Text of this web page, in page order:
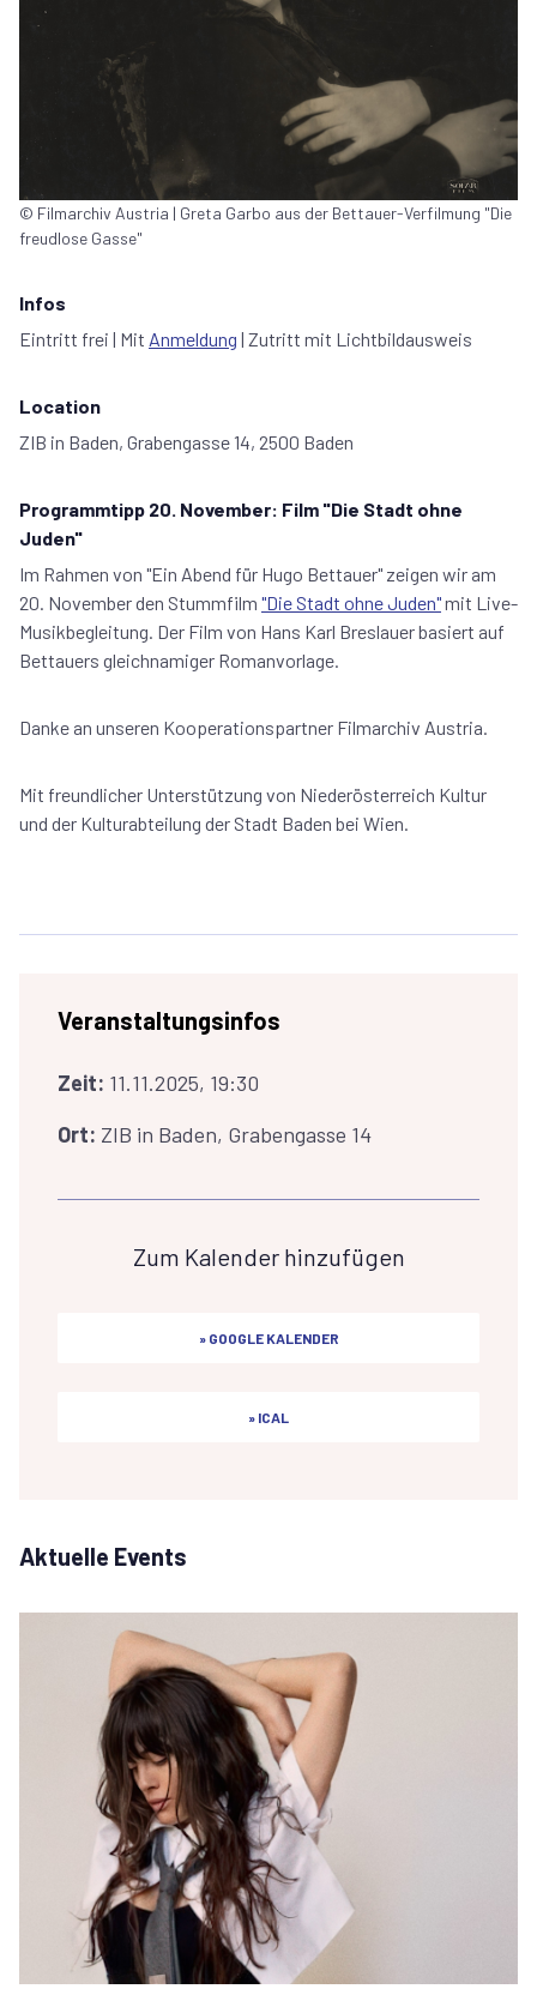
Veranstaltungsinfos
Zeit: 11.11.2025, 19:30
Ort: ZIB in Baden, Grabengasse 14
Zum Kalender hinzufügen
» GOOGLE KALENDER
» ICAL
© Filmarchiv Austria | Greta Garbo aus der Bettauer-Verfilmung "Die
freudlose Gasse"
Infos
Eintritt frei | Mit Anmeldung | Zutritt mit Lichtbildausweis
Location
ZIB in Baden, Grabengasse 14, 2500 Baden
Programmtipp 20. November: Film "Die Stadt ohne
Juden"
Im Rahmen von "Ein Abend für Hugo Bettauer" zeigen wir am
20. November den Stummfilm "Die Stadt ohne Juden"mit Live-
Musikbegleitung. Der Film von Hans Karl Breslauer basiert auf
Bettauers gleichnamiger Romanvorlage.
Danke an unseren Kooperationspartner Filmarchiv Austria.
Mit freundlicher Unterstützung von Niederösterreich Kultur
und der Kulturabteilung der Stadt Baden bei Wien.
Aktuelle Events